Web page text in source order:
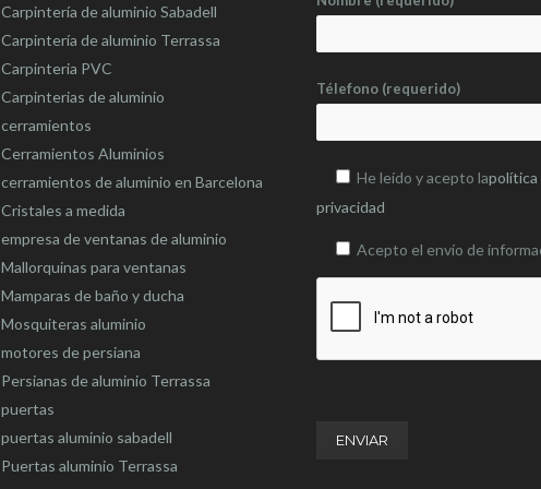
Carpintería de aluminio Sabadell
Carpintería de aluminio Terrassa
Carpinteria PVC
Carpinterias de aluminio
cerramientos
Cerramientos Aluminios
cerramientos de aluminio en Barcelona
Cristales a medida
empresa de ventanas de aluminio
Mallorquinas para ventanas
Mamparas de baño y ducha
Mosquiteras aluminio
motores de persiana
Persianas de aluminio Terrassa
puertas
puertas aluminio sabadell
Puertas aluminio Terrassa
Télefono (requerido)
He leído y acepto lapolítica
privacidad
Acepto el envío de